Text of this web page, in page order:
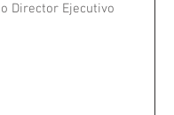
Director Ejecutivo